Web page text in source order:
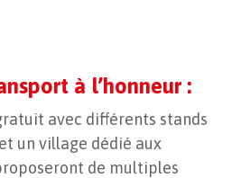
à l’honneur :
avec différents stands
un village dédié aux
de multiples